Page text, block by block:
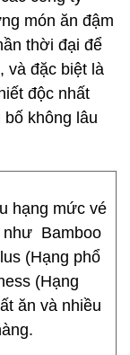
món ăn đậm
thời đại để
và đặc biệt là
độc nhất
không lâu
hạng mức vé
như Bamboo
(Hạng phổ
(Hạng
ăn và nhiều